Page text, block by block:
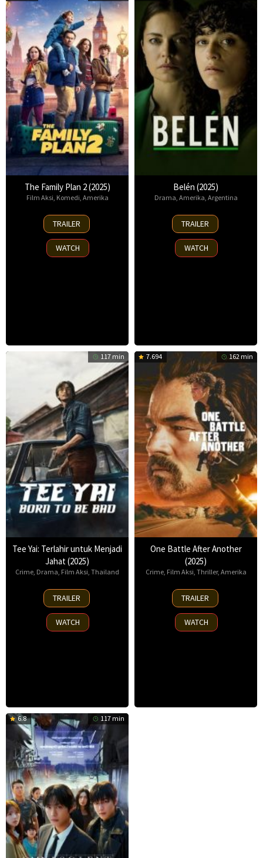
The Family Plan 2 (2025)
Film Aksi, Komedi, Amerika
11
Nov
2025
TRAILER
WATCH
Belén (2025)
Drama, Amerika, Argentina
18
Sep
2025
TRAILER
WATCH
117 min
Tee Yai: Terlahir untuk Menjadi
Jahat (2025)
Crime Drama Film Aksi Thailand
13
Nov
2025
TRAILER
WATCH
7.694 162 min
One Battle After Another
(2025)
Crime, Film Aksi Thriller, Amerika
23
Sep
2025
TRAILER
WATCH
6.8 117 min